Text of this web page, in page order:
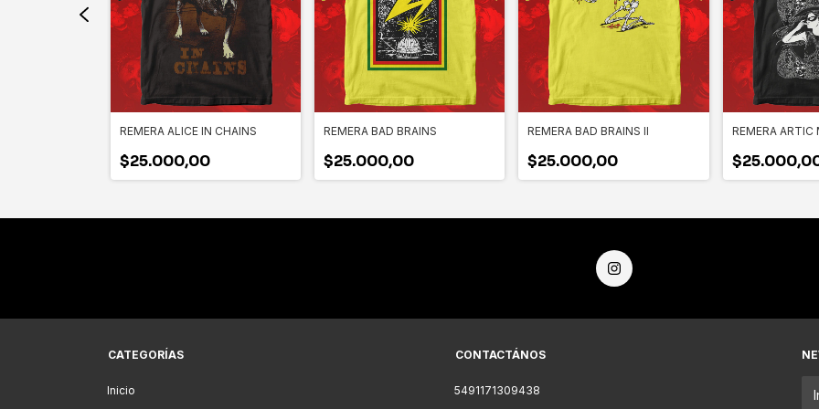
REMERA ALICE IN CHAINS
$25.000,00
REMERA BAD BRAINS
$25.000,00
REMERA BAD BRAINS II
$25.000,00
REMERA ARTIC
CATEGORÍAS
Inicio
CONTACTÁNOS
5491171309438